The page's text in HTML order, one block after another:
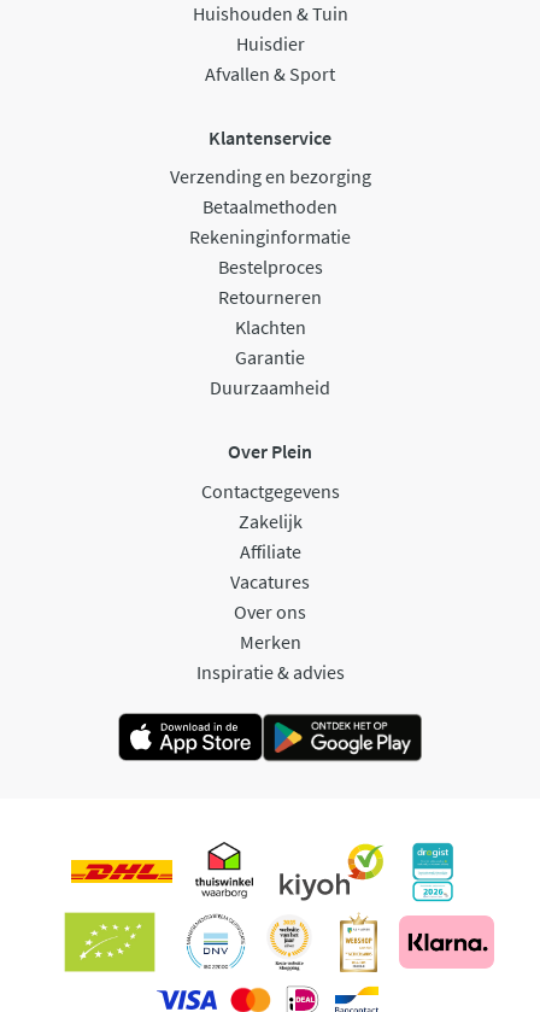
Huishouden & Tuin
Huisdier
Afvallen & Sport
Klantenservice
Verzending en bezorging
Betaalmethoden
Rekeninginformatie
Bestelproces
Retourneren
Klachten
Garantie
Duurzaamheid
Over Plein
Contactgegevens
Zakelijk
Affiliate
Vacatures
Over ons
Merken
Inspiratie & advies